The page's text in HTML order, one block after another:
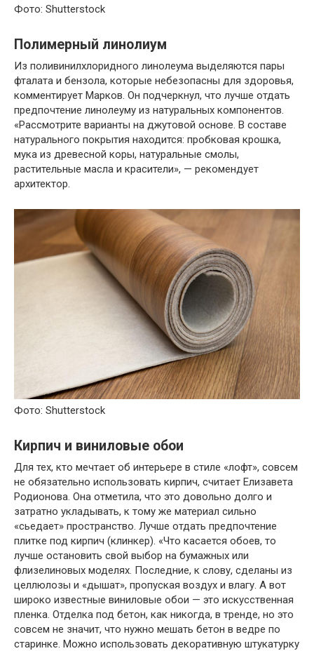
Фото: Shutterstock
Полимерный линолиум
Из поливинилхлоридного линолеума выделяются пары
фталата и бензола, которые небезопасны для здоровья,
комментирует Марков. Он подчеркнул, что лучше отдать
предпочтение линолеуму из натуральных компонентов.
«Рассмотрите варианты на джутовой основе. В составе
натурального покрытия находится: пробковая крошка,
мука из древесной коры, натуральные смолы,
растительные масла и красители», — рекомендует
архитектор.
Фото: Shutterstock
Кирпич и виниловые обои
Для тех, кто мечтает об интерьере в стиле «лофт», совсем
не обязательно использовать кирпич, считает Елизавета
Родионова. Она отметила, что это довольно долго и
затратно укладывать, к тому же материал сильно
«сьедает» пространство. Лучше отдать предпочтение
плитке под кирпич (клинкер). «Что касается обоев, то
лучше остановить свой выбор на бумажных или
флизелиновых моделях. Последние, к слову, сделаны из
целлюлозы и «дышат», пропуская воздух и влагу. А вот
широко известные виниловые обои — это искусственная
пленка. Отделка под бетон, как никогда, в тренде, но это
совсем не значит, что нужно мешать бетон в ведре по
старинке. Можно использовать декоративную штукатурку